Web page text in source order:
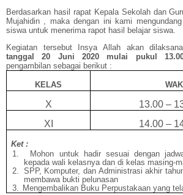
Berdasarkan hasil rapat Kepala Sekolah dan
Mujahidin , maka dengan ini kami
siswa untuk menerima rapot hasil belajar siswa.
Kegiatan tersebut Insya Allah akan
tanggal 20 Juni 2020 mulai pukul
pengambilan sebagai berikut :
KELAS
X
13.00 –
XI
14.00 –
Ket :
1.
Mohon untuk hadir sesuai dengan
kepada wali kelasnya dan di kelas masing-
2.
SPP, Komputer, dan Administrasi akhir
membawa bukti pelunasan
3.
Mengembalikan Buku Perpustakaan yang